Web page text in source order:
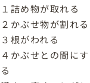
１詰め物が取れる
２かぶせ物が割れる
３根がわれる
４かぶせとの間に
る